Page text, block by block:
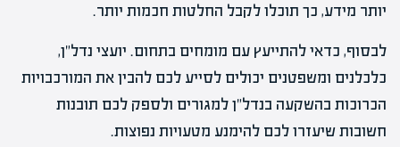
יותר מידע, כך תוכלו לקבל החלטות חכמות יותר.
לבסוף, כדאי להתייעץ עם מומחים בתחום. יועצי נדל"ן,
כלכלנים ומשפטנים יכולים לסייע לכם להבין את המורכבויות
הכרוכות בהשקעה בנדל"ן למגורים ולספק לכם תובנות
חשובות שיעזרו לכם להימנע מטעויות נפוצות.